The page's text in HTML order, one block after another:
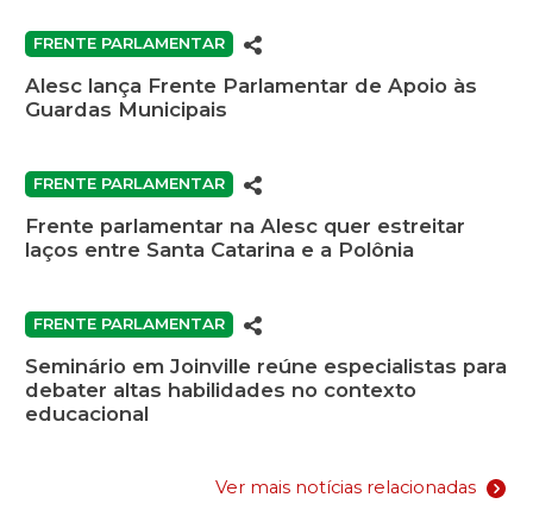
FRENTE PARLAMENTAR
Alesc lança Frente Parlamentar de Apoio às
Guardas Municipais
FRENTE PARLAMENTAR
Frente parlamentar na Alesc quer estreitar
laços entre Santa Catarina e a Polônia
FRENTE PARLAMENTAR
Seminário em Joinville reúne especialistas para
debater altas habilidades no contexto
educacional
Ver mais notícias relacionadas